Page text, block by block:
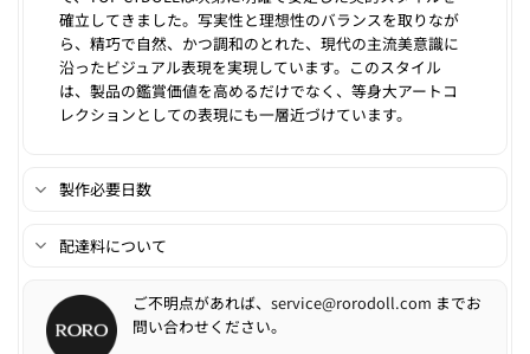
確立してきました。写実性と理想性のバランスを取りなが
ら、精巧で自然、かつ調和のとれた、現代の主流美意識に
沿ったビジュアル表現を実現しています。このスタイル
は、製品の鑑賞価値を高めるだけでなく、等身大アートコ
レクションとしての表現にも一層近づけています。
製作必要日数
配達料について
ご不明点があれば、 service@rorodoll.com までお
問い合わせください。